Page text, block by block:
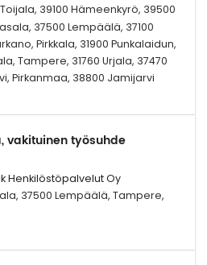
39100 Hämeenkyrö, 39500
37500 Lempäälä, 37100
Pirkkala, 31900 Punkalaidun,
Tampere, 31760 Urjala, 37470
Pirkanmaa, 38800 Jamijarvi
vakituinen työsuhde
Henkilöstöpalvelut Oy
37500 Lempäälä, Tampere,